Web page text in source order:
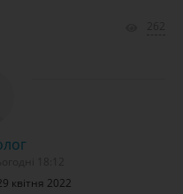
квітня 2022